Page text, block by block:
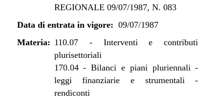
REGIONALE 09/07/1987, N. 083
Data di entrata in vigore: 09/07/1987
Materia: 110.07- Interventi e contributi
plurisettoriali
170.04-Bilanci e piani pluriennali -
leggi finanziarie e strumentali -
rendiconti